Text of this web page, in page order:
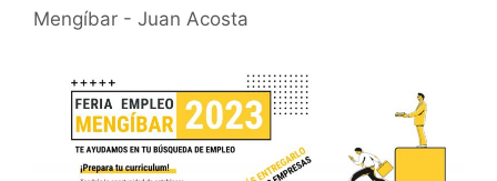
Mengíbar - Juan Acosta